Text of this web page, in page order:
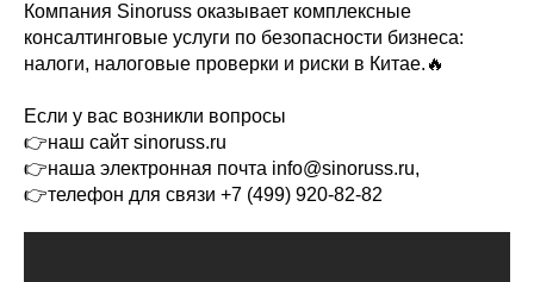
Компания Sinoruss оказывает комплексные
консалтинговые услуги по безопасности бизнеса:
налоги, налоговые проверки и риски в Китае.🔥
Если у вас возникли вопросы
👉наш сайт sinoruss.ru
👉наша электронная почта info@sinoruss.ru,
👉телефон для связи +7 (499) 920-82-82